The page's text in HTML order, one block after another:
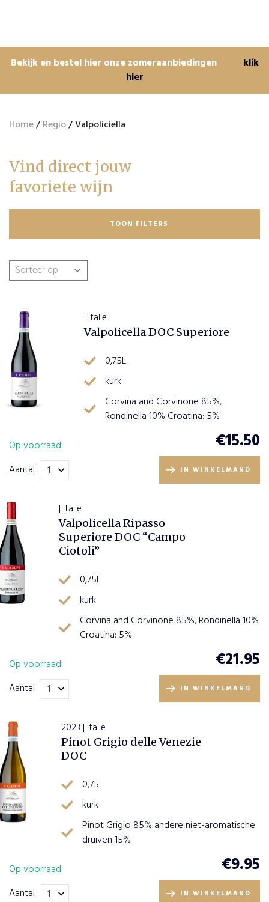
Bekijk en bestel hier onze zomeraanbiedingen
klik
hier
Home/Regio/ Valpoliciella
Vind direct jouw
favoriete wijn
TOON FILTERS
Zoeken
Wijnsoort
Rode wijn
Witte wijn
Wijnhuizen
I Campi
Wijn en Spijs
Kip
Wild (1)
Italië (4)
Regio
Valpoliciella
(1)
| Italië
Valpolicella DOC Superiore
0,75L
kurk
Corvina and Corvinone 85%,
Rondinella 10% Croatina: 5%
Op voorraad
€15.50
Aantal IN WINKELMAND
| Italië
Valpolicella Ripasso
Superiore DOC “Campo
Ciotoli”
0,75L
kurk
Corvina and Corvinone 85%, Rondinella 10%
Croatina: 5%
Op voorraad
€21.95
Aantal IN WINKELMAND
2023 | Italië
Pinot Grigio delle Venezie
DOC
0,75
kurk
Pinot Grigio 85% andere niet-aromatische
druiven 15%
Op voorraad
€9.95
Aantal IN WINKELMAND